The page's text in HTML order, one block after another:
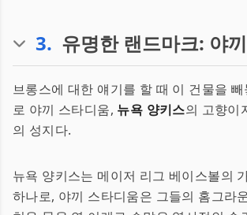
3. 유명한 랜드마크: 야
브롱스에 대한 얘기를 할 때 이 건물을
로 야끼 스타디움, 뉴욕 양키스의 고향
의 성지다.
뉴욕 양키스는 메이저 리그 베이스볼의
하나로, 야끼 스타디움은 그들의 홈그라